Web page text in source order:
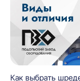
Как выбрать